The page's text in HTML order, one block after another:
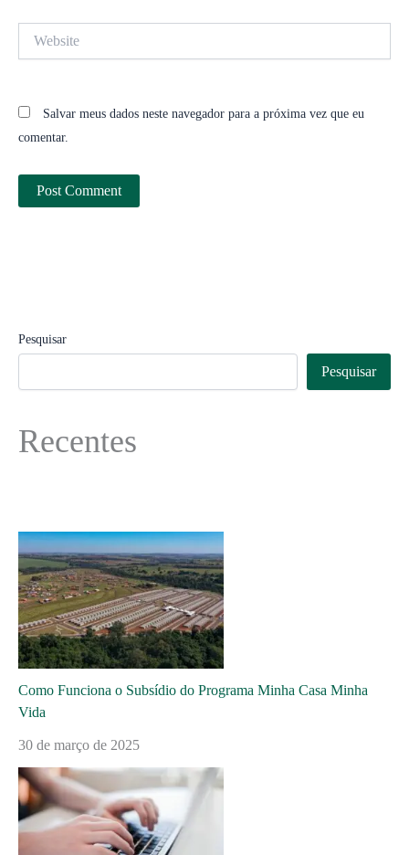
Salvar meus dados neste navegador para a próxima vez que eu
comentar.
Pesquisar
Pesquisar
Recentes
Como Funciona o Subsídio do Programa Minha Casa Minha
Vida
30 de março de 2025